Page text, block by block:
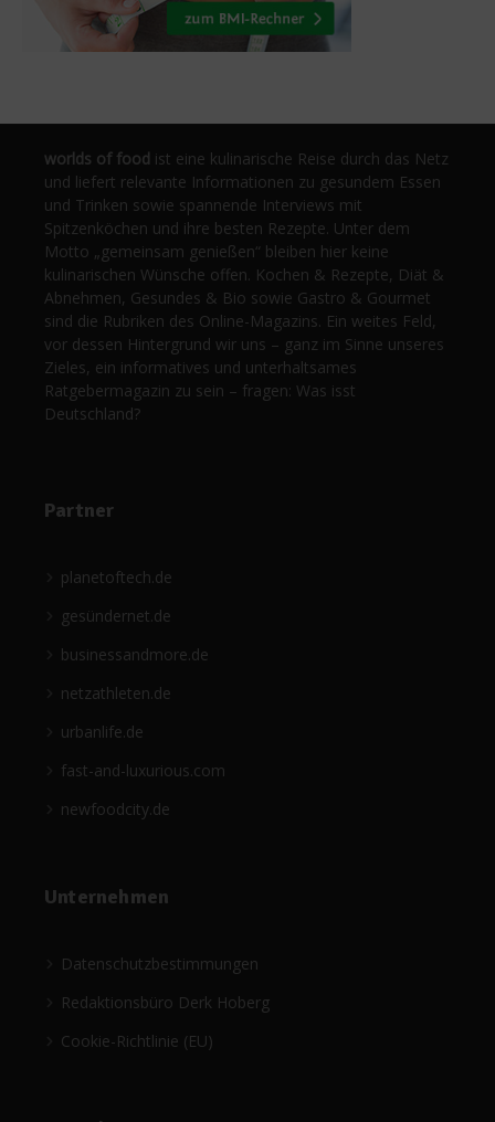
worlds of food ist eine kulinarische Reise durch das Netz
und liefert relevante Informationen zu gesundem Essen
und Trinken sowie spannende Interviews mit
Spitzenköchen und ihre besten Rezepte. Unter dem
Motto „gemeinsam genießen“ bleiben hier keine
kulinarischen Wünsche offen. Kochen & Rezepte, Diät &
Abnehmen, Gesundes & Bio sowie Gastro & Gourmet
sind die Rubriken des Online-Magazins. Ein weites Feld,
vor dessen Hintergrund wir uns – ganz im Sinne unseres
Zieles, ein informatives und unterhaltsames
Ratgebermagazin zu sein – fragen: Was isst
Deutschland?
Partner
planetoftech.de
gesündernet.de
businessandmore.de
netzathleten.de
urbanlife.de
fast-and-luxurious.com
newfoodcity.de
Unternehmen
Datenschutzbestimmungen
Redaktionsbüro Derk Hoberg
Cookie-Richtlinie (EU)